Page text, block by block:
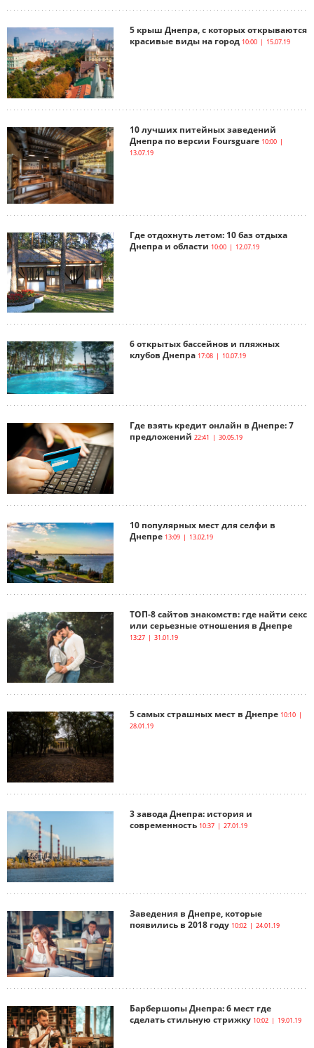
5 крыш Днепра, с которых открываются
красивые виды на город 10:00 | 15.07.19
10 лучших питейных заведений
Днепра по версии Foursguare 10:00 |
13.07.19
Где отдохнуть летом: 10 баз отдыха
Днепра и области 10:00 | 12.07.19
6 открытых бассейнов и пляжных
клубов Днепра 17:08 | 10.07.19
Где взять кредит онлайн в Днепре: 7
предложений 22:41 | 30.05.19
10 популярных мест для селфи в
Днепре 13:09 | 13.02.19
ТОП-8 сайтов знакомств: где найти секс
или серьезные отношения в Днепре
13:27 | 31.01.19
5 самых страшных мест в Днепре 10:10 |
28.01.19
3 завода Днепра: история и
современность 10:37 | 27.01.19
Заведения в Днепре, которые
появились в 2018 году 10:02 | 24.01.19
Барбершопы Днепра: 6 мест где
сделать стильную стрижку 10:02 | 19.01.19